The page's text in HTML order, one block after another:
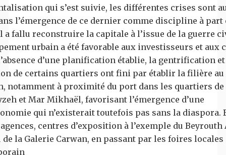
qui s’est suivie, les différentes crises sont
l’émergence de ce dernier comme discipline à part
a fallu reconstruire la capitale à l’issue de la guerre
urbain a été favorable aux investisseurs et aux
d’une planification établie, la gentrification
de certains quartiers ont fini par établir la filière
notamment à proximité du port dans les quartiers de
et Mar Mikhaël, favorisant l’émergence d’une
qui n’existerait toutefois pas sans la diaspora.
centres d’exposition à l’exemple du Beyrouth
de la Galerie Carwan, en passant par les foires locales